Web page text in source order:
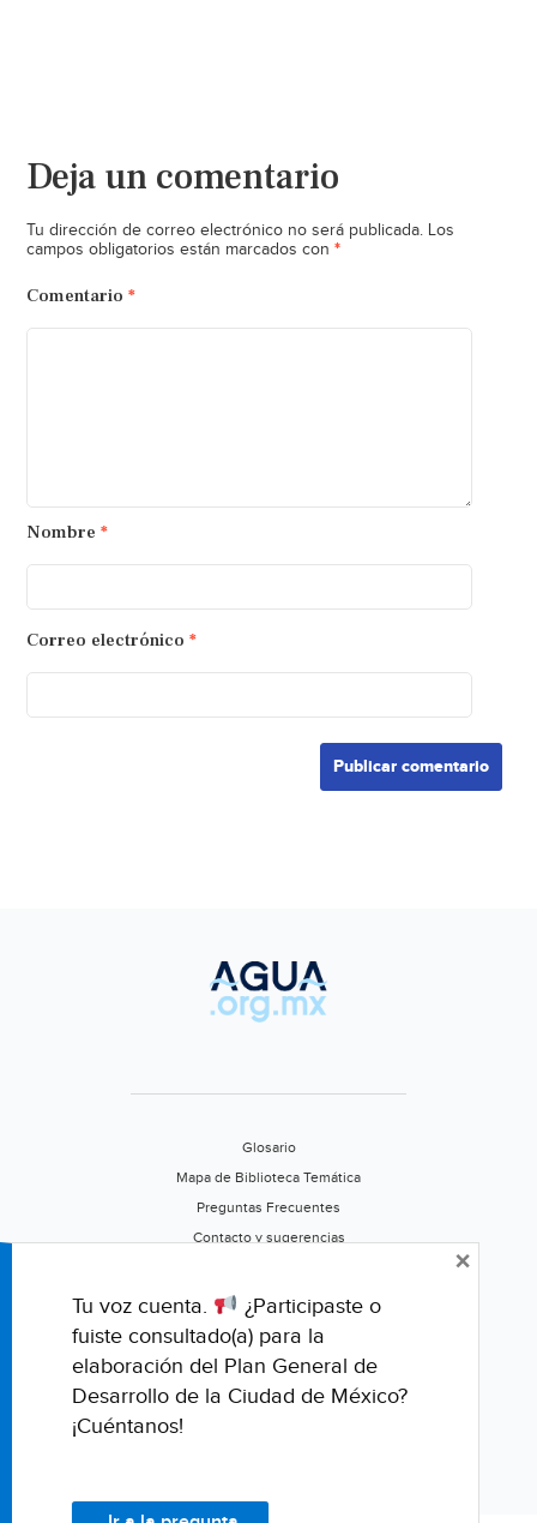
Deja un comentario
Tu dirección de correo electrónico no será publicada. Los
campos obligatorios están marcados con *
Comentario *
Nombre *
Correo electrónico *
Glosario
Mapa de Biblioteca Temática
Preguntas Frecuentes
Contacto y sugerencias
Califica este portal
Tu voz cuenta.
¿Participaste o
fuiste consultado(a) para la
elaboración del Plan General de
Desarrollo de la Ciudad de México?
¡Cuéntanos!
×